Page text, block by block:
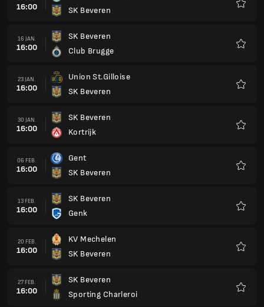
16:00
SK Beveren
16 JAN.
16:00
SK Beveren
Club Brugge
23 JAN.
16:00
Union St.Gilloise
SK Beveren
30 JAN.
16:00
SK Beveren
Kortrijk
06 FEB.
16:00
Gent
SK Beveren
13 FEB.
16:00
SK Beveren
Genk
20 FEB.
16:00
KV Mechelen
SK Beveren
27 FEB.
16:00
SK Beveren
Sporting Charleroi